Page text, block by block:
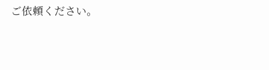
ご依頼ください。